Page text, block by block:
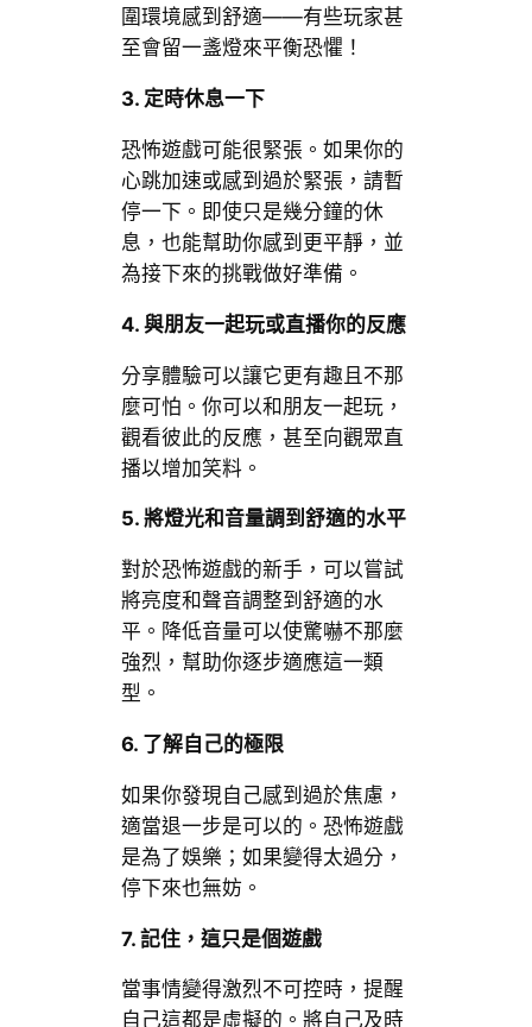
圍環境感到舒適——有些玩家甚
至會留一盞燈來平衡恐懼！
3. 定時休息一下
恐怖遊戲可能很緊張。如果你的
心跳加速或感到過於緊張，請暫
停一下。即使只是幾分鐘的休
息，也能幫助你感到更平靜，並
為接下來的挑戰做好準備。
4. 與朋友一起玩或直播你的反應
分享體驗可以讓它更有趣且不那
麼可怕。你可以和朋友一起玩，
觀看彼此的反應，甚至向觀眾直
播以增加笑料。
5. 將燈光和音量調到舒適的水平
對於恐怖遊戲的新手，可以嘗試
將亮度和聲音調整到舒適的水
平。降低音量可以使驚嚇不那麼
強烈，幫助你逐步適應這一類
型。
6. 了解自己的極限
如果你發現自己感到過於焦慮，
適當退一步是可以的。恐怖遊戲
是為了娛樂；如果變得太過分，
停下來也無妨。
7. 記住，這只是個遊戲
當事情變得激烈不可控時，提醒
自己這都是虛擬的。將自己及時